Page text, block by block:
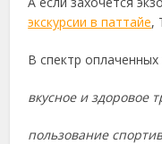
экскурсии в паттайе,
В спектр оплаченных
вкусное и здоровое
пользование